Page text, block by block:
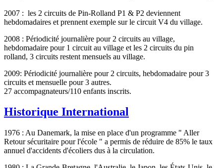
2007 : les 2 circuits de Pin-Rolland P1 & P2 deviennent
hebdomadaires et prennent exemple sur le circuit V4 du village.
2008 : Périodicité journalière pour 2 circuits au village,
hebdomadaire pour 1 circuit au village et les 2 circuits du pin
rolland, 3 circuits restent mensuels au village.
2009: Périodicité journalière pour 2 circuits, hebdomadaire pour 3
circuits et mensuelle pour 3 autres.
27 accompagnateurs/110 enfants inscrits.
Historique International
1976 : Au Danemark, la mise en place d'un programme " Aller
Retour sécuritaire pour l'école " a permis de réduire de 85% le taux
annuel d'accidents d'écoliers dus à la circulation.